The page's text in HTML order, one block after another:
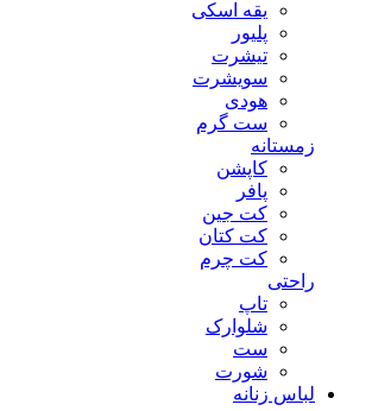
یقه اسکی
پلیور
تیشرت
سویشرت
هودی
ست گرم
زمستانه
کاپشن
پافر
کت جین
کت کتان
کت چرم
راحتی
تاپ
شلوارک
ست
شورت
لباس زنانه